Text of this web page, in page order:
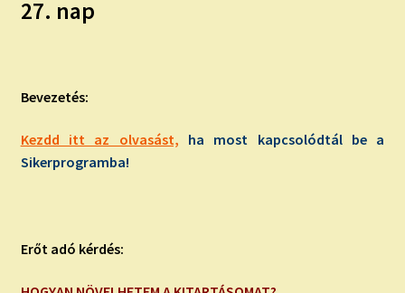
27. nap
Bevezetés:
Kezdd itt az olvasást, ha most kapcsolódtál be a
Sikerprogramba!
Erőt adó kérdés: